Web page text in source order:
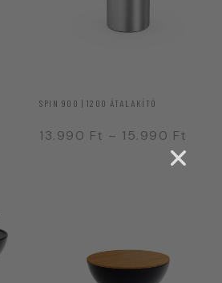
SPIN 900 | 1200 ÁTALAKÍTÓ
13.990 Ft – 15.990 Ft